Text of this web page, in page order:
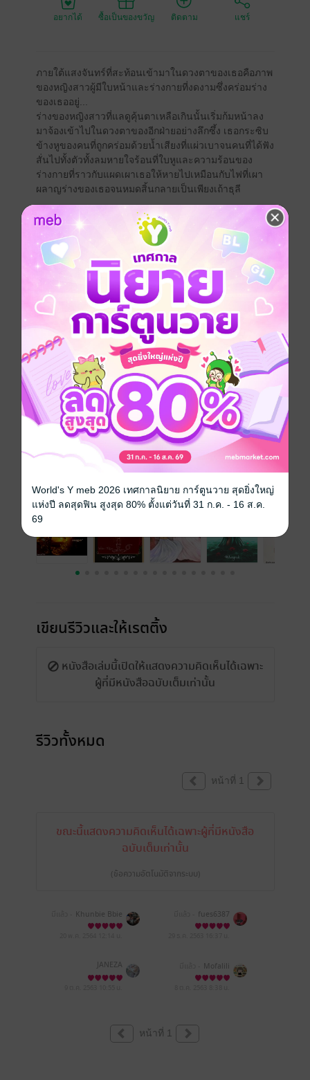
อยากได้ ซื้อเป็นของขวัญ ติดตาม แชร์
ภายใต้แสงจันทร์ที่สะท้อนเข้ามาในดวงตาของเธอคือภาพ
ของหญิงสาวผู้มีใบหน้าและร่างกายที่งดงามซึ่งคร่อมร่าง
ของเธออยู่...
ร่างของหญิงสาวที่แลดูคุ้นตาเหลือเกินนั้นเริ่มก้มหน้าลง
มาจ้องเข้าไปในดวงตาของอีกฝ่ายอย่างลึกซึ้ง เธอกระซิบ
ข้างหูของคนที่ถูกคร่อมด้วยน้ำเสียงที่แผ่วเบาจนคนที่ได้ฟัง
สั่นไปทั้งตัวทั้งลมหายใจร้อนที่ใบหูและความร้อนของ
ร่างกายที่ราวกับแผดเผาเธอให้หายไปเหมือนกับไฟที่เผา
ผลาญร่างของเธอจนหมดสิ้นกลายเป็นเพียงเถ้าธุลี
การที่ถูกดวงตาคู่สวยนั้นจ้องมองมันเป็นการทรมานฉัน
ด้วยสายตาของเธอเหมือนกับโซ่ตรวนที่พันธนาการฉันไว้
ไม่ให้หนีไปจากเธอได้...
Girl love / Yuri โรแมนติก แฟนตาซี
เวทมนตร์คาถา แม่มด / พ่อมด
ประเภทไฟล์ pdf, epub(สารบัญ)
วันที่วางขาย 13 พฤศจิกายน 2562
ความยาว 147 หน้า (≈ 37,430 คำ)
ราคาปก 200 บาท (ประหยัด 60%)
เรื่องที่คุณน่าจะสนใจ
เขียนรีวิวและให้เรตติ้ง
หนังสือเล่มนี้เปิดให้แสดงความคิดเห็นได้เฉพาะ
ผู้ที่มีหนังสือฉบับเต็มเท่านั้น
รีวิวทั้งหมด
หน้าที่ 1
ขณะนี้แสดงความคิดเห็นได้เฉพาะผู้ที่มีหนังสือ
ฉบับเต็มเท่านั้น
(ข้อความอัตโนมัติจากระบบ)
Khunbie Bbie fues6387
JANEZA Mofalili
หน้าที่ 1
World's Y meb 2026 เทศกาลนิยาย การ์ตูนวาย สุดยิ่งใหญ่
แห่งปี ลดสุดฟิน สูงสุด 80% ตั้งแต่วันที่ 31 ก.ค. - 16 ส.ค.
69